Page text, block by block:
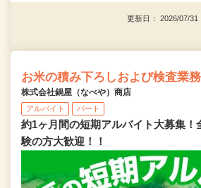
更新日： 2026/07/
お米の積み下ろしおよび検査業務
株式会社鍋屋（なべや）商店
アルバイト パート
約1ヶ月間の短期アルバイト大募集！
験の方大歓迎！！